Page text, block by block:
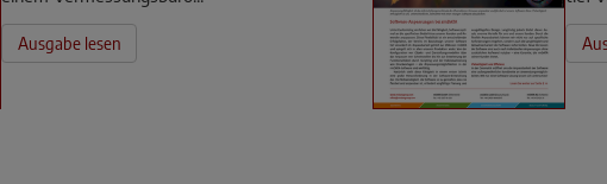
Ausgabe lesen